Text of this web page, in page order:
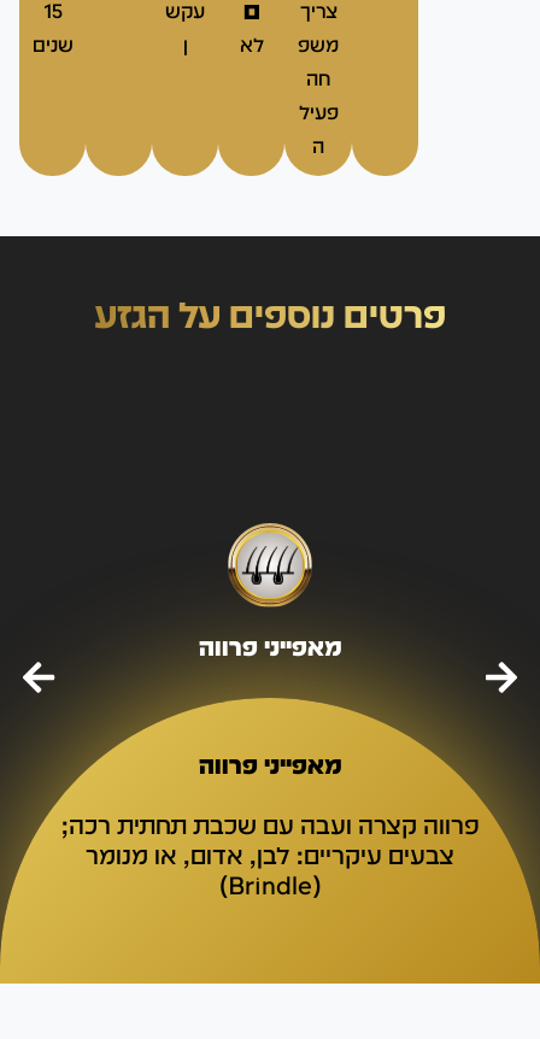
צריך
משפ
חה
פעיל
ה
ם
לא
עקש
ן
15
שנים
פרטים נוספים על הגזע
מאפייני פרווה
מאפייני פרווה
פרווה קצרה ועבה עם שכבת תחתית רכה;
צבעים עיקריים: לבן, אדום, או מנומר
(Brindle)